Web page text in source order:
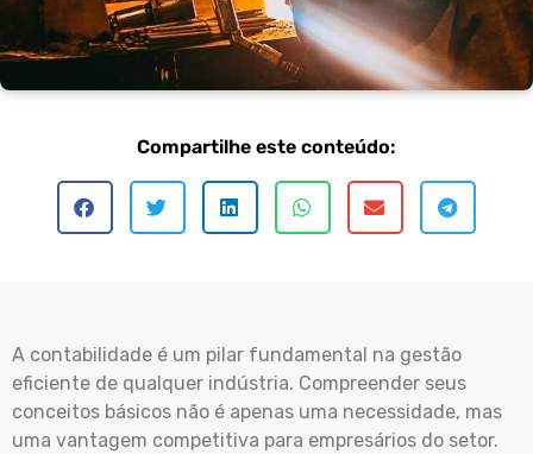
Compartilhe este conteúdo:
A contabilidade é um pilar fundamental na gestão
eficiente de qualquer indústria. Compreender seus
conceitos básicos não é apenas uma necessidade, mas
uma vantagem competitiva para empresários do setor.